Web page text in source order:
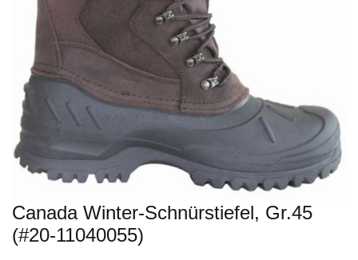
Canada Winter-Schnürstiefel, Gr.45
(#20-11040055)